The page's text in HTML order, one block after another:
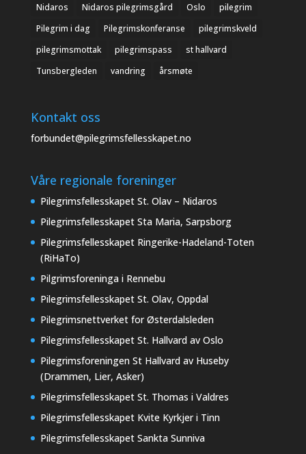
Nidaros
Nidaros pilegrimsgård Oslo
pilegrim
Pilegrim i dag
Pilegrimskonferanse
pilegrimskveld
pilegrimsmottak
pilegrimspass
st hallvard
Tunsbergleden
vandring årsmøte
Kontakt oss
forbundet@pilegrimsfellesskapet.no
Våre regionale foreninger
Pilegrimsfellesskapet St. Olav – Nidaros
Pilegrimsfellesskapet Sta Maria, Sarpsborg
Pilegrimsfellesskapet Ringerike-Hadeland-Toten
(RiHaTo)
Pilgrimsforeninga i Rennebu
Pilegrimsfellesskapet St. Olav, Oppdal
Pilegrimsnettverket for Østerdalsleden
Pilegrimsfellesskapet St. Hallvard av Oslo
Pilegrimsforeningen St Hallvard av Huseby
(Drammen, Lier, Asker)
Pilegrimsfellesskapet St. Thomas i Valdres
Pilegrimsfellesskapet Kvite Kyrkjer i Tinn
Pilegrimsfellesskapet Sankta Sunniva